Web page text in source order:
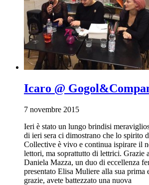
Icaro @
7 novembre 2015
Ieri è stato un lungo brindisi
di ieri sera ci dimostrano che lo spirito
Collective è vivo e continua ispirare il
lettori, ma soprattutto di lettrici. Grazie
Daniela Mazza, un duo di eccellenza
presentato Elisa Muliere alla sua prima
grazie, avete battezzato una nuova